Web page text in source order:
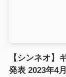
【シンネオ】
発表 2023年4